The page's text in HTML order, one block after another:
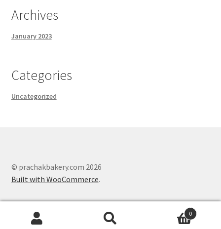
Archives
January 2023
Categories
Uncategorized
© prachakbakery.com 2026
Built with WooCommerce.
0